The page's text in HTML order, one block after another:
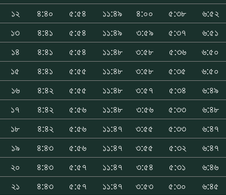
১২
৪:৪০ ৫:৫৪ ১১:৪৯ ৪:০০ ৫:৩৮
৬:৫২
১৩
৪:৪১ ৫:৫৪ ১১:৪৯ ৩:৫৯ ৫:৩৭
৬:৫১
১৪
৪:৪১ ৫:৫৪ ১১:৪৮ ৩:৫৮ ৫:৩৬
৬:৫০
১৫
৪:৪১ ৫:৫৫ ১১:৪৮ ৩:৫৮ ৫:৩৫
৬:৫০
১৬
৪:৪২ ৫:৫৫ ১১:৪৮ ৩:৫৭ ৫:৩৪
৬:৪৯
১৭
৪:৪২ ৫:৫৬ ১১:৪৮ ৩:৫৬ ৫:৩৩
৬:৪৮
১৮
৪:৪২ ৫:৫৬ ১১:৪৭ ৩:৫৫ ৫:৩৩
৬:৪৭
১৯
৪:৪৩ ৫:৫৬ ১১:৪৭ ৩:৫৫ ৫:৩২
৬:৪৭
২০
৪:৪৩ ৫:৫৭ ১১:৪৭ ৩:৫৪ ৫:৩১
৬:৪৬
২১
৪:৪৩ ৫:৫৭ ১১:৪৭ ৩:৫৩ ৫:৩০
৬:৪৫